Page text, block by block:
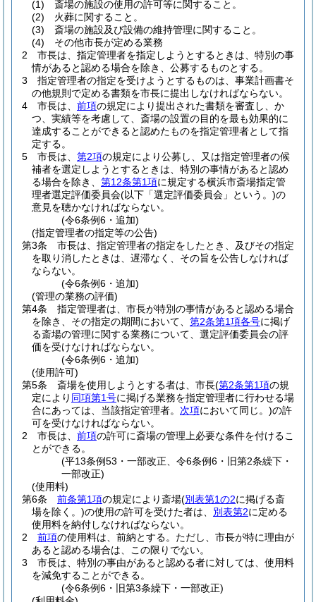
(1)
斎場の施設の使用の許可等に関すること。
(2)
火葬に関すること。
(3)
斎場の施設及び設備の維持管理に関すること。
(4)
その他市長が定める業務
2
市長は、指定管理者を指定しようとするときは、特別の事
情があると認める場合を除き、公募するものとする。
3
指定管理者の指定を受けようとするものは、事業計画書そ
の他規則で定める書類を市長に提出しなければならない。
4
市長は、 前項の規定により提出された書類を審査し、か
つ、実績等を考慮して、斎場の設置の目的を最も効果的に
達成することができると認めたものを指定管理者として指
定する。
5
市長は、 第2項の規定により公募し、又は指定管理者の候
補者を選定しようとするときは、特別の事情があると認め
る場合を除き、 第12条第1項に規定する横浜市斎場指定管
理者選定評価委員会(以下「選定評価委員会」という。)の
意見を聴かなければならない。
(令6条例6・追加)
(指定管理者の指定等の公告)
第3条
市長は、指定管理者の指定をしたとき、及びその指定
を取り消したときは、遅滞なく、その旨を公告しなければ
ならない。
(令6条例6・追加)
(管理の業務の評価)
第4条
指定管理者は、市長が特別の事情があると認める場合
を除き、その指定の期間において、 第2条第1項各号に掲げ
る斎場の管理に関する業務について、選定評価委員会の評
価を受けなければならない。
(令6条例6・追加)
(使用許可)
第5条
斎場を使用しようとする者は、市長(第2条第1項の規
定により 同項第1号に掲げる業務を指定管理者に行わせる場
合にあっては、当該指定管理者。 次項において同じ。)の許
可を受けなければならない。
2
市長は、 前項の許可に斎場の管理上必要な条件を付けるこ
とができる。
(平13条例53・一部改正、令6条例6・旧第2条繰下・
一部改正)
(使用料)
第6条
前条第1項の規定により斎場(別表第1の2に掲げる斎
場を除く。)の使用の許可を受けた者は、 別表第2に定める
使用料を納付しなければならない。
2
前項の使用料は、前納とする。 ただし、市長が特に理由が
あると認める場合は、この限りでない。
3
市長は、特別の事由があると認める者に対しては、使用料
を減免することができる。
(令6条例6・旧第3条繰下・一部改正)